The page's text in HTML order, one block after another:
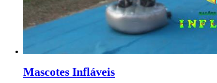
Mascotes Infláveis